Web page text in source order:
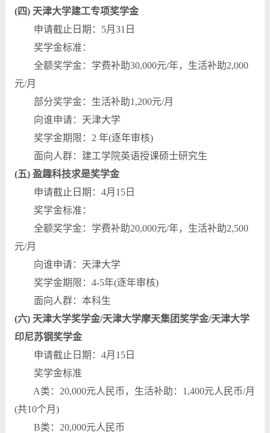
(四) 天津大学建工专项奖学金
申请截止日期：5月31日
奖学金标准：
全额奖学金：学费补助30,000元/年，生活补助2,000
元/月
部分奖学金：生活补助1,200元/月
向谁申请：天津大学
奖学金期限：2 年(逐年审核)
面向人群：建工学院英语授课硕士研究生
(五) 盈趣科技求是奖学金
申请截止日期：4月15日
奖学金标准：
全额奖学金：学费补助20,000元/年，生活补助2,500
元/月
向谁申请：天津大学
奖学金期限：4-5年(逐年审核)
面向人群：本科生
(六) 天津大学奖学金/天津大学摩天集团奖学金/天津大学
印尼苏钢奖学金
申请截止日期：4月15日
奖学金标准
A类：20,000元人民币，生活补助：1,400元人民币/月
(共10个月)
B类：20,000元人民币